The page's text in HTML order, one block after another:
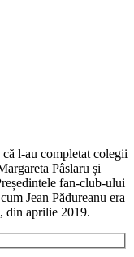
l-au completat colegii
Pâslaru și
fan-club-ului
Jean Pădureanu era
din aprilie 2019.